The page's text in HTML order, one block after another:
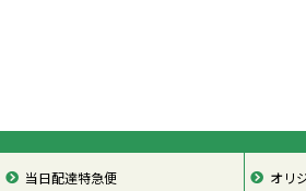
当日配達特急便 オリ